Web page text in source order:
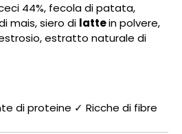
44%, fecola di patata,
mais, siero di lattein polvere,
estratto naturale di
di proteine ✓ Ricche di fibre